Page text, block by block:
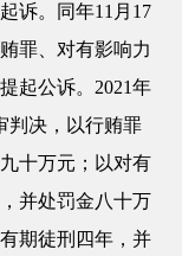
诉。同年11月17
罪、对有影响力
起公诉。2021年
判决，以行贿罪
十万元；以对有
并处罚金八十万
期徒刑四年，并